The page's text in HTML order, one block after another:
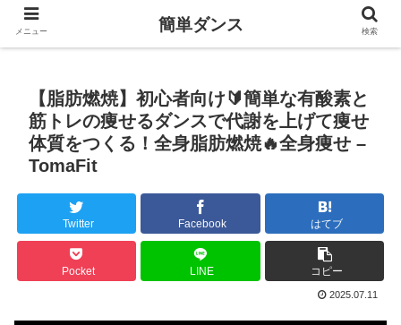
【脂肪燃焼】初心者向け🔰簡単な有酸素と
筋トレの痩せるダンスで代謝を上げて痩せ
体質をつくる！全身脂肪燃焼🔥全身痩せ –
TomaFit
Twitter Facebook はてブ
Pocket LINE コピー
2025.07.11
メニュー 簡単ダンス 検索